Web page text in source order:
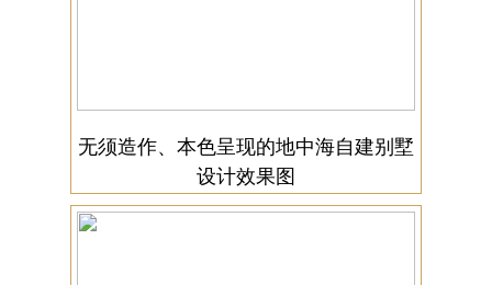
无须造作、本色呈现的地中海自建别墅
设计效果图